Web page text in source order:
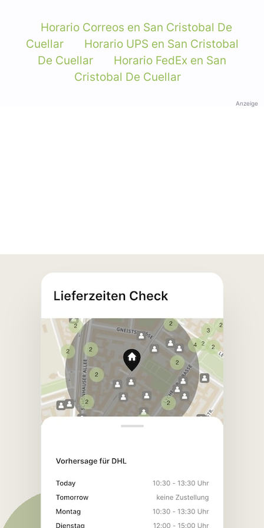
Horario Correos en San Cristobal De
Cuellar
Horario UPS en San Cristobal
De Cuellar
Horario FedEx en San
Cristobal De Cuellar
Anzeige